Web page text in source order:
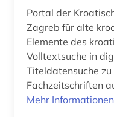
Portal der
Zagreb für alte
Elemente des
Volltextsuche in
Titeldatensuche
Fachzeitschriften
Mehr Informationen